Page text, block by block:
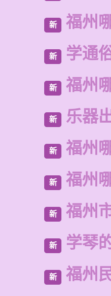
新 福州
新 学通
新 福州
新 乐器
新 福州
新 福州
新 福州
新 学琴
新 福州